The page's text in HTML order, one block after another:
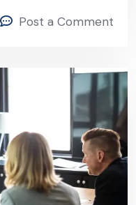
Post a Comment